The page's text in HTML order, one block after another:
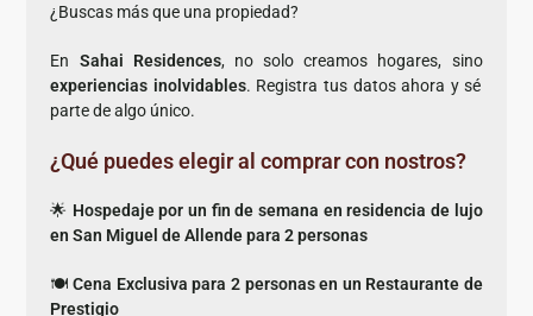
¿Buscas más que una propiedad?
En Sahai Residences, no solo creamos hogares, sino
experiencias inolvidables. Registra tus datos ahora y sé
parte de algo único.
¿Qué puedes elegir al comprar con nostros?
🌟 Hospedaje por un fin de semana en residencia de lujo
en San Miguel de Allende para 2 personas
🍽️Cena Exclusiva para 2 personas en un Restaurante de
Prestigio